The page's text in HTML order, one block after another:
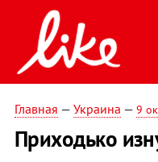
Главная — Украина — 9
Приходько